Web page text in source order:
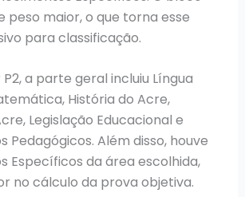
maior, o que torna esse
para classificação.
a parte geral incluiu Língua
História do Acre,
Legislação Educacional e
Pedagógicos. Além disso, houve
Específicos da área escolhida,
no cálculo da prova objetiva.